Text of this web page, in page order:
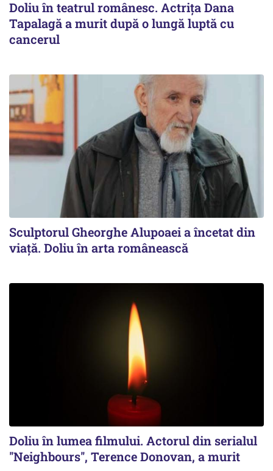
Doliu în teatrul românesc. Actrița Dana
Tapalagă a murit după o lungă luptă cu
cancerul
Sculptorul Gheorghe Alupoaei a încetat din
viață. Doliu în arta românească
Doliu în lumea filmului. Actorul din serialul
''Neighbours'', Terence Donovan, a murit